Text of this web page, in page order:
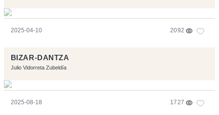
2025-04-10 2092
BIZAR-DANTZA
Julio Vidorreta Zubeldía
2025-08-18 1727